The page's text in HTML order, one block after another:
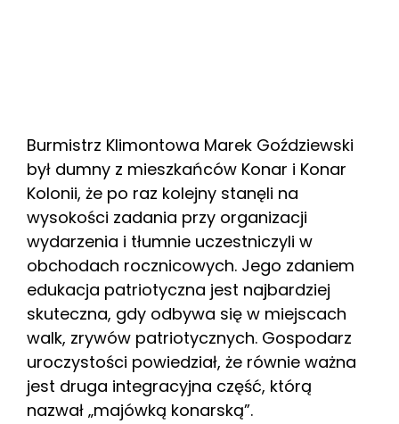
Burmistrz Klimontowa Marek Goździewski
był dumny z mieszkańców Konar i Konar
Kolonii, że po raz kolejny stanęli na
wysokości zadania przy organizacji
wydarzenia i tłumnie uczestniczyli w
obchodach rocznicowych. Jego zdaniem
edukacja patriotyczna jest najbardziej
skuteczna, gdy odbywa się w miejscach
walk, zrywów patriotycznych. Gospodarz
uroczystości powiedział, że równie ważna
jest druga integracyjna część, którą
nazwał „majówką konarską”.